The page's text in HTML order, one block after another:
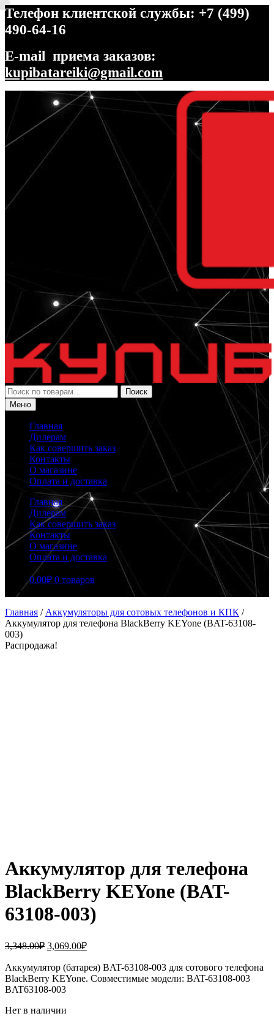
Телефон клиентской службы: +7 (499)
490-64-16
E-mail приема заказов:
kupibatareiki@gmail.com
Перейти
навигации
Перейти
содержимому
Искать:
Поиск
Меню
Главная
Дилерам
Как совершить заказ
Контакты
О магазине
Оплата и доставка
Главная
Дилерам
Как совершить заказ
Контакты
О магазине
Оплата и доставка
0.00₽ 0 товаров
Главная / Аккумуляторы для сотовых телефонов и КПК /
Аккумулятор для телефона BlackBerry KEYone (BAT-63108-
003)
Распродажа!
Аккумулятор для телефона
BlackBerry KEYone (BAT-
63108-003)
3,348.00₽ Первоначальная
составляла
3,348.00₽.
3,069.00₽Текущая
3,069.00₽.
Аккумулятор (батарея) BAT-63108-003 для сотового телефона
BlackBerry KEYone. Совместимые модели: BAT-63108-003
BAT63108-003
Нет в наличии